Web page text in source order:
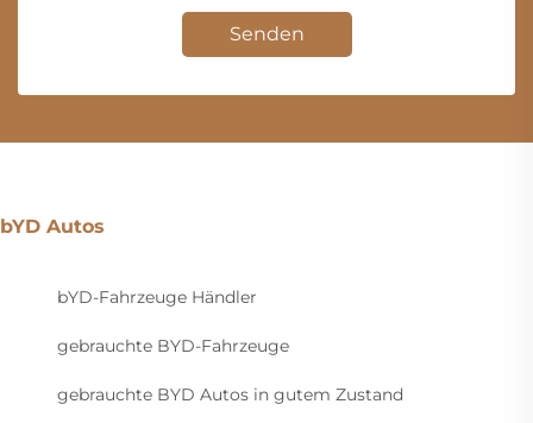
Senden
bYD Autos
bYD-Fahrzeuge Händler
gebrauchte BYD-Fahrzeuge
gebrauchte BYD Autos in gutem Zustand